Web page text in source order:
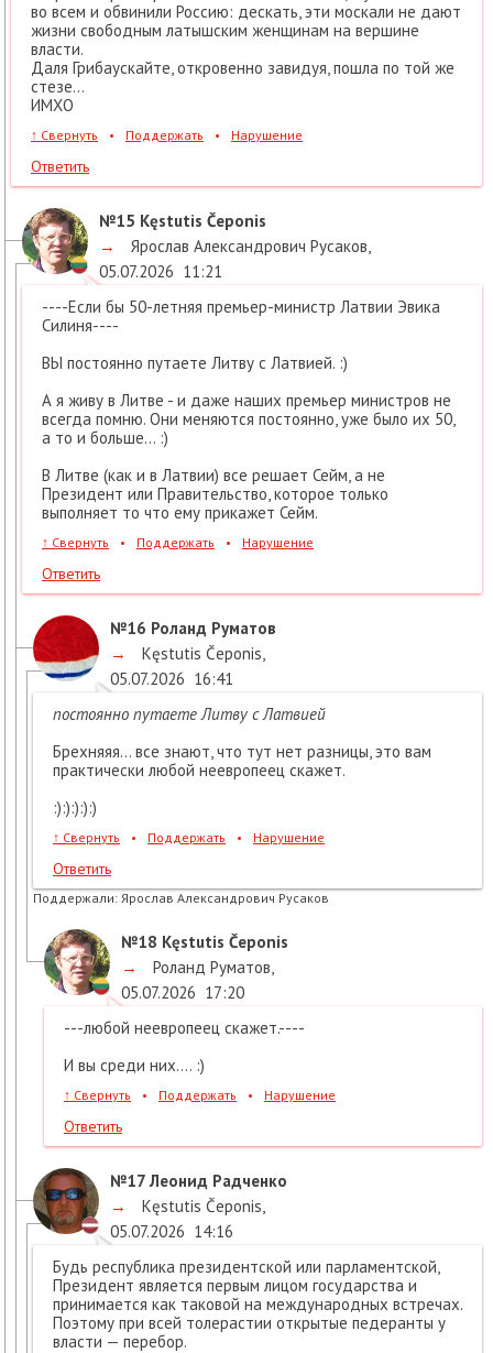
во всем и обвинили Россию: дескать, эти москали не дают
жизни свободным латышским женщинам на вершине
власти.
Даля Грибаускайте, откровенно завидуя, пошла по той же
стезе...
ИМХО
↑ Свернуть • Поддержать • Нарушение
Ответить
№15 Kęstutis Čeponis
→
Ярослав Александрович Русаков
05.07.2026 11:21
----Если бы 50-летняя премьер-министр Латвии Эвика
Силиня----
ВЫ постоянно путаете Литву с Латвией. :)
А я живу в Литве - и даже наших премьер министров не
всегда помню. Они меняются постоянно, уже было их 50,
а то и больше... :)
В Литве (как и в Латвии) все решает Сейм, а не
Президент или Правительство, которое только
выполняет то что ему прикажет Сейм.
↑ Свернуть • Поддержать • Нарушение
Ответить
№16 Роланд Руматов
→
Kęstutis Čeponis
05.07.2026 16:41
постоянно путаете Литву с Латвией
Брехняяя... все знают, что тут нет разницы, это вам
практически любой неевропеец скажет.
:):):):):)
↑ Свернуть • Поддержать • Нарушение
Ответить
Поддержали: Ярослав Александрович Русаков
№18 Kęstutis Čeponis
→
Роланд Руматов
05.07.2026 17:20
---любой неевропеец скажет.----
И вы среди них.... :)
↑ Свернуть • Поддержать • Нарушение
Ответить
№17Леонид Радченко
→
Kęstutis Čeponis
05.07.2026 14:16
Будь республика президентской или парламентской,
Президент является первым лицом государства и
принимается как таковой на международных встречах.
Поэтому при всей толерастии открытые педеранты у
власти — перебор.